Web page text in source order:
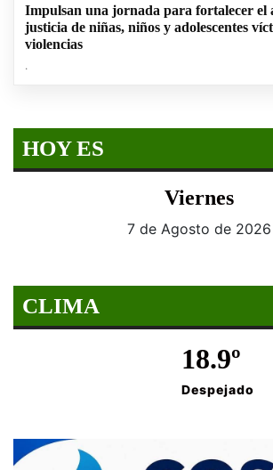
Impulsan una jornada para fortalecer el
justicia de niñas, niños y adolescentes
violencias
.
HOY ES
Viernes
7 de Agosto de 2026
CLIMA
18.9º
Despejado